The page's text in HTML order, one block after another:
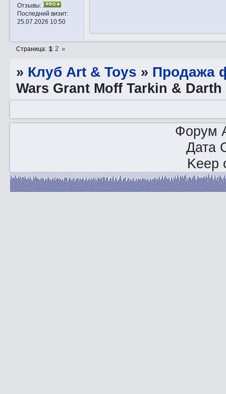
Отзывы:
Последний визит:
25.07.2026 10:50
Страница: 1 2 »
» Клуб Art & Toys » Продажа
Wars Grant Moff Tarkin & Darth
Форум
Дата
Keep